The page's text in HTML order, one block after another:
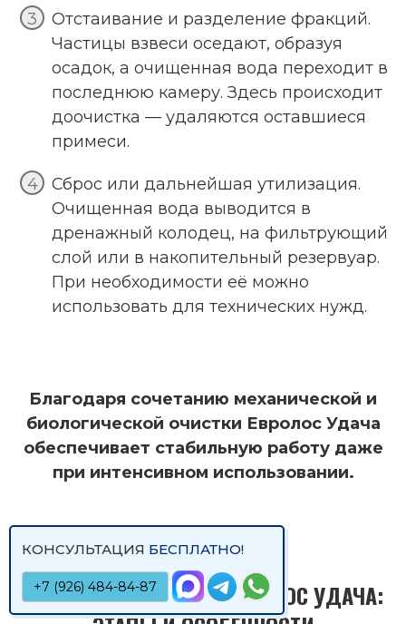
Отстаивание и разделение фракций.
Частицы взвеси оседают, образуя
осадок, а очищенная вода переходит в
последнюю камеру. Здесь происходит
доочистка — удаляются оставшиеся
примеси.
Сброс или дальнейшая утилизация.
Очищенная вода выводится в
дренажный колодец, на фильтрующий
слой или в накопительный резервуар.
При необходимости её можно
использовать для технических нужд.
Благодаря сочетанию механической и
биологической очистки Евролос Удача
обеспечивает стабильную работу даже
при интенсивном использовании.
УСТАНОВКА СЕПТИКА ЕВРОЛОС УДАЧА:
КОНСУЛЬТАЦИЯ БЕСПЛАТНО!
+7 (926) 484-84-87